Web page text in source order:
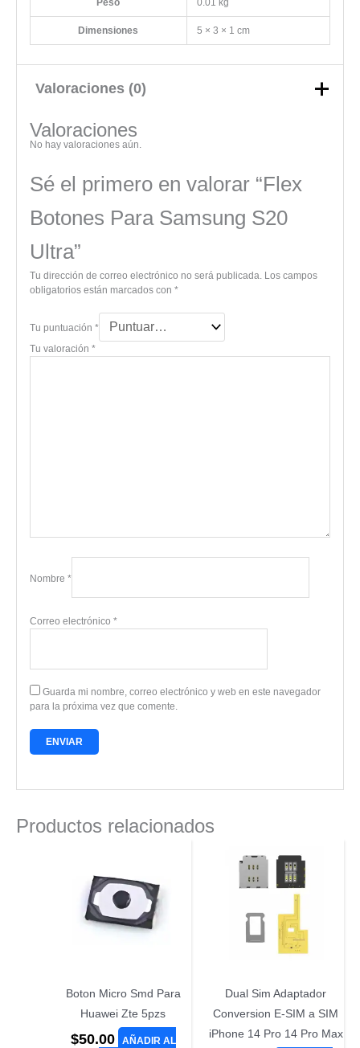
Dimensiones 5 × 3 × 1 cm
Valoraciones (0)
Valoraciones
No hay valoraciones aún.
Sé el primero en valorar “Flex
Botones Para Samsung S20
Ultra”
Tu dirección de correo electrónico no será publicada. Los campos
obligatorios están marcados con *
Tu puntuación *
Tu valoración *
Nombre *
Correo electrónico *
Guarda mi nombre, correo electrónico y web en este navegador
para la próxima vez que comente.
Productos relacionados
Boton Micro Smd Para
Huawei Zte 5pzs
$50.00
AÑADIR AL
Dual Sim Adaptador
Conversion E-SIM a SIM
iPhone 14 Pro 14 Pro Max